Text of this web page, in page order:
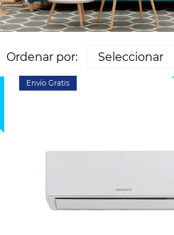
Ordenar por:
Envío Gratis